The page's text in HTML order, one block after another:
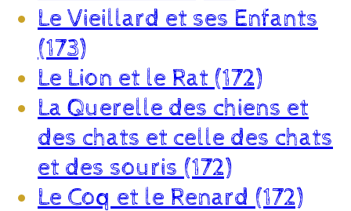
Le Vieillard et ses Enfants
(173)
Le Lion et le Rat (172)
La Querelle des chiens et
des chats et celle des chats
et des souris (172)
Le Coq et le Renard (172)